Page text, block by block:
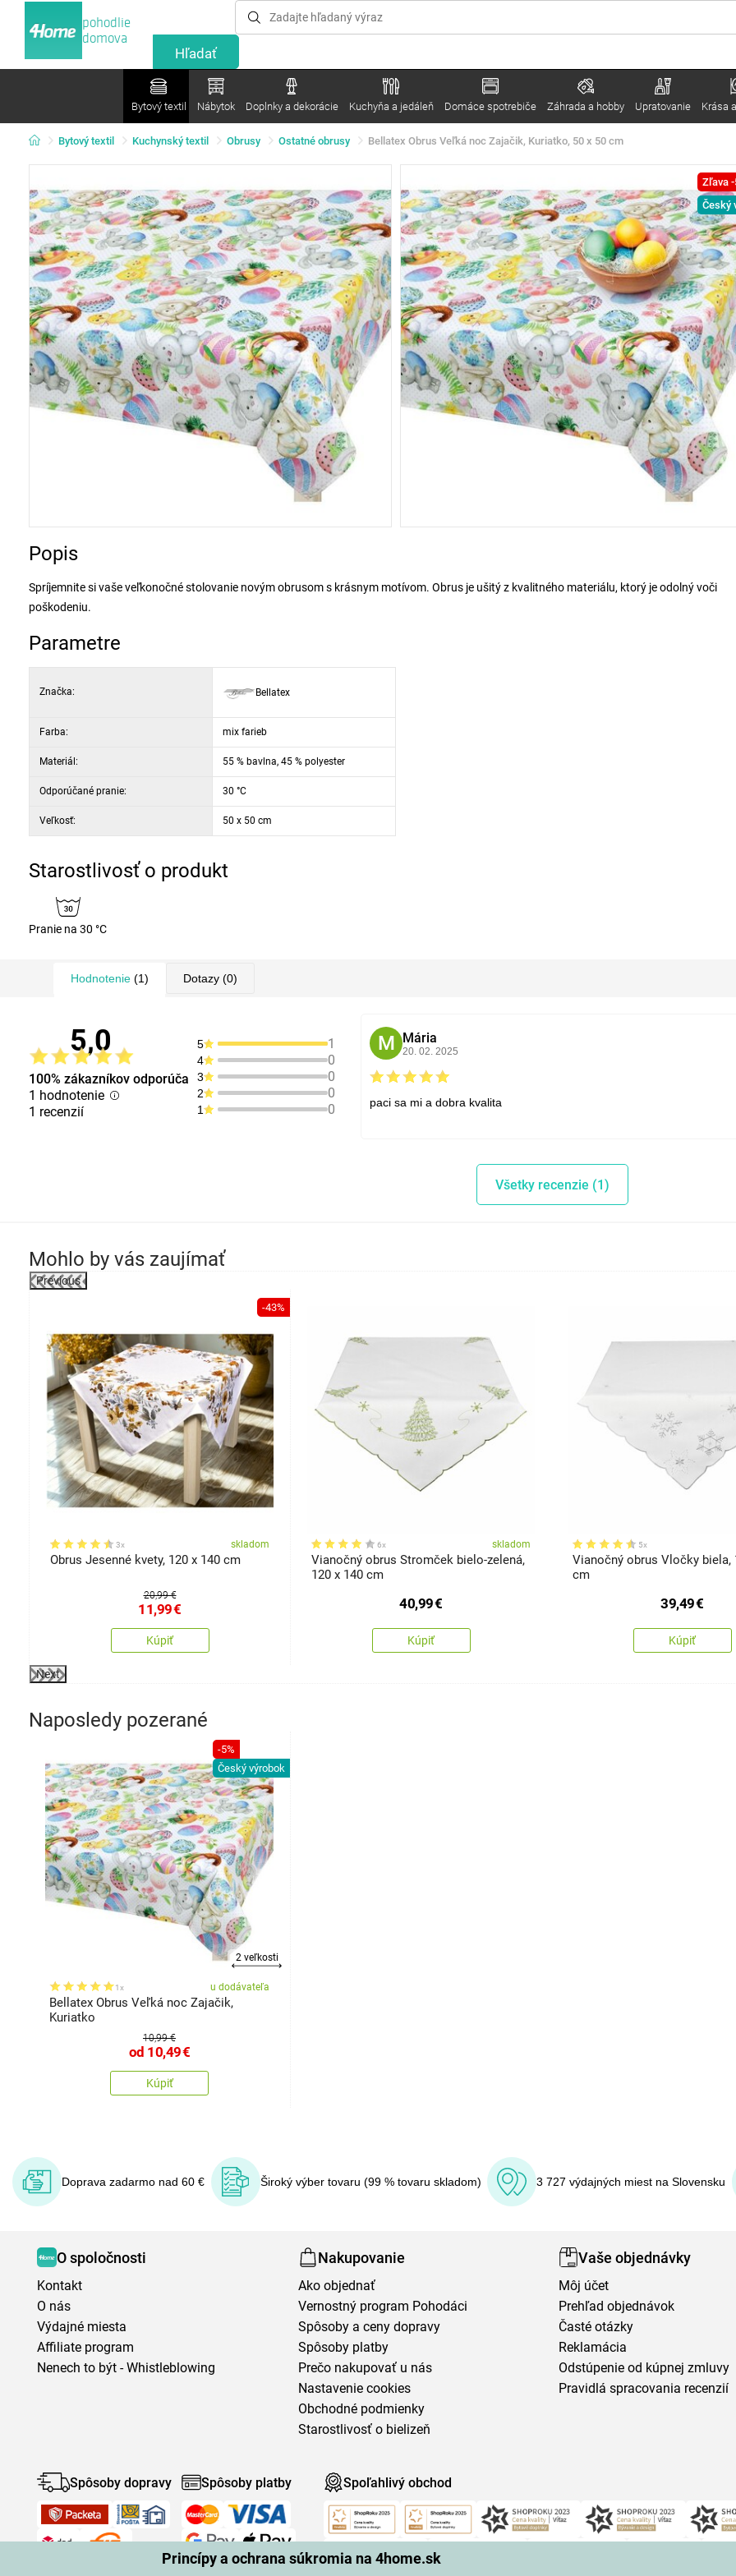
Princípy a ochrana súkromia na 4home.sk
pohodlie
domova
Bytový textil Nábytok Doplnky a dekorácie Kuchyňa a jedáleň Domáce spotrebiče Záhrada a hobby Upratovanie Krása
Bytový textil Kuchynský textil Obrusy Ostatné obrusy Bellatex Obrus Veľká noc Zajačik, Kuriatko, 50 x 50 cm
Zľava -
Český
Popis
Spríjemnite si vaše veľkonočné stolovanie novým obrusom s krásnym motívom. Obrus je ušitý z kvalitného materiálu, ktorý je odolný voči
poškodeniu.
Parametre
Značka: Bellatex
Farba: mix farieb
Materiál: 55 % bavlna, 45 % polyester
Odporúčané pranie: 30 °C
Veľkosť: 50 x 50 cm
Starostlivosť o produkt
Pranie na 30 °C
Hodnotenie (1) Dotazy (0)
5,0
100% zákazníkov odporúča
1 hodnotenie
1 recenzií
5 1
4 0
3 0
2 0
1 0
M Mária
20. 02. 2025
paci sa mi a dobra kvalita
Všetky recenzie (1)
Mohlo by vás zaujímať
Previous
-43%
3x skladom
Obrus Jesenné kvety, 120 x 140 cm
20,99 €
11,99€
Kúpiť
6x skladom
Vianočný obrus Stromček bielo-zelená,
120 x 140 cm
40,99€
Kúpiť
5x
Vianočný obrus Vločky biela,
cm
39,49€
Kúpiť
Next
Naposledy pozerané
-5%
Český výrobok
2 veľkosti
1x u dodávateľa
Bellatex Obrus Veľká noc Zajačik,
Kuriatko
10,99 €
od 10,49€
Kúpiť
Doprava zadarmo nad 60 € Široký výber tovaru (99 % tovaru skladom) 3 727 výdajných miest na Slovensku
O spoločnosti
Kontakt
O nás
Výdajné miesta
Affiliate program
Nenech to být - Whistleblowing
Nakupovanie
Ako objednať
Vernostný program Pohodáci
Spôsoby a ceny dopravy
Spôsoby platby
Prečo nakupovať u nás
Nastavenie cookies
Obchodné podmienky
Starostlivosť o bielizeň
Vaše objednávky
Môj účet
Prehľad objednávok
Časté otázky
Reklamácia
Odstúpenie od kúpnej zmluvy
Pravidlá spracovania recenzií
Spôsoby dopravy Spôsoby platby Spoľahlivý obchod